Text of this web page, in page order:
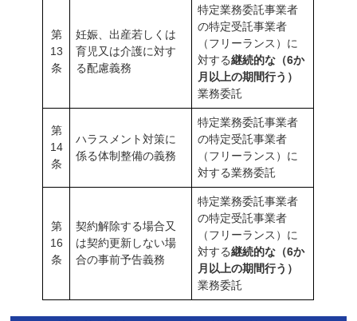
第
13
条
妊娠、出産若しくは
育児又は介護に対す
る配慮義務
特定業務委託事業者
の特定受託事業者
（フリーランス）に
対する継続的な（6か
月以上の期間行う）
業務委託
第
14
条
ハラスメント対策に
係る体制整備の義務
特定業務委託事業者
の特定受託事業者
（フリーランス）に
対する業務委託
第
16
条
契約解除する場合又
は契約更新しない場
合の事前予告義務
特定業務委託事業者
の特定受託事業者
（フリーランス）に
対する継続的な（6か
月以上の期間行う）
業務委託